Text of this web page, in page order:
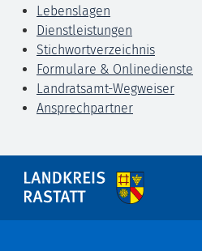
Lebenslagen
Dienstleistungen
Stichwortverzeichnis
Formulare & Onlinedienste
Landratsamt-Wegweiser
Ansprechpartner